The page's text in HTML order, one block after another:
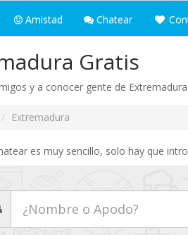
Amistad Chatear
Gratis
y a conocer gente de Extremadura.
Extremadura
es muy sencillo, solo hay que